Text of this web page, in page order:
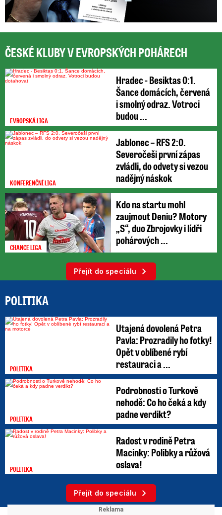
ČESKÉ KLUBY V EVROPSKÝCH POHÁRECH
EVROPSKÁ LIGA
Hradec - Besiktas 0:1.
Šance domácích, červená
i smolný odraz. Votroci
budou ...
KONFERENČNÍ LIGA
Jablonec – RFS 2:0.
Severočeši první zápas
zvládli, do odvety si vezou
nadějný náskok
CHANCE LIGA
Kdo na startu mohl
zaujmout Deniu? Motory
„S“, duo Zbrojovky i lídři
pohárových ...
Přejít do speciálu
POLITIKA
POLITIKA
Utajená dovolená Petra
Pavla: Prozradily ho fotky!
Opět v oblíbené rybí
restauraci a ...
POLITIKA
Podrobnosti o Turkově
nehodě: Co ho čeká a kdy
padne verdikt?
POLITIKA
Radost v rodině Petra
Macinky: Polibky a růžová
oslava!
Přejít do speciálu